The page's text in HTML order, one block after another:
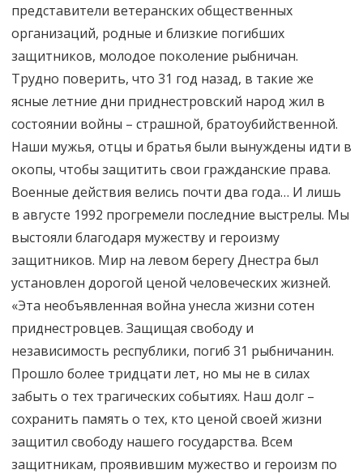
представители ветеранских общественных
организаций, родные и близкие погибших
защитников, молодое поколение рыбничан.
Трудно поверить, что 31 год назад, в такие же
ясные летние дни приднестровский народ жил в
состоянии войны – страшной, братоубийственной.
Наши мужья, отцы и братья были вынуждены идти в
окопы, чтобы защитить свои гражданские права.
Военные действия велись почти два года… И лишь
в августе 1992 прогремели последние выстрелы. Мы
выстояли благодаря мужеству и героизму
защитников. Мир на левом берегу Днестра был
установлен дорогой ценой человеческих жизней.
«Эта необъявленная война унесла жизни сотен
приднестровцев. Защищая свободу и
независимость республики, погиб 31 рыбничанин.
Прошло более тридцати лет, но мы не в силах
забыть о тех трагических событиях. Наш долг –
сохранить память о тех, кто ценой своей жизни
защитил свободу нашего государства. Всем
защитникам, проявившим мужество и героизм по